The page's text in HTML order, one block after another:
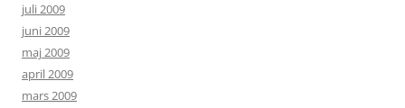
juli 2009
juni 2009
maj 2009
april 2009
mars 2009